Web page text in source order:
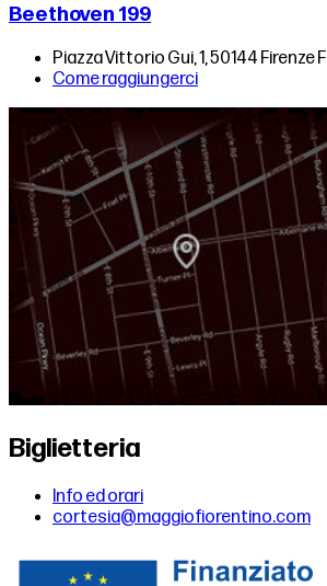
Beethoven 199
Piazza Vittorio Gui, 1, 50144 Firenze FI
Come raggiungerci
Biglietteria
Info ed orari
cortesia@maggiofiorentino.com